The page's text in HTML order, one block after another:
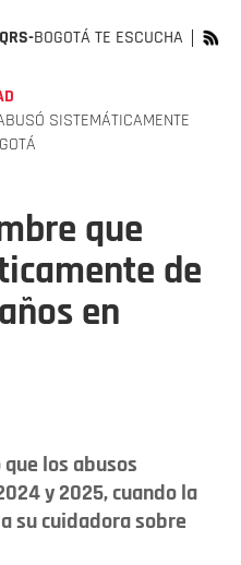
BOGOTÁ TE ESCUCHA
SISTEMÁTICAMENTE
que
de
en
los abusos
y 2025, cuando la
su cuidadora sobre